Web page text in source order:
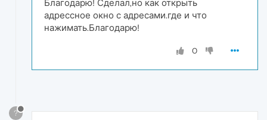
Благодарю! Сделал,но как открыть
адрессное окно с адресами.где и что
нажимать.Благодарю!
0
?